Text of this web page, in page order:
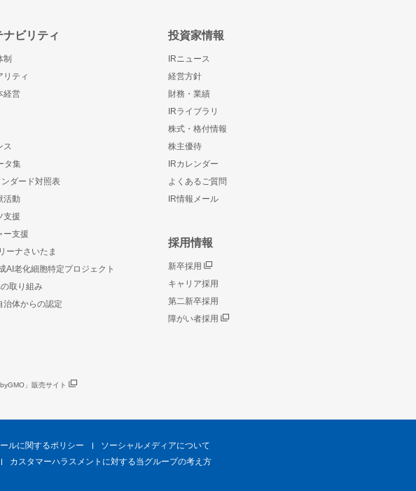
ナビリティ
制
リティ
経営
ス
タ集
ダード対照表
活動
支援
ー支援
ーナさいたま
AI老化細胞特定プロジェクト
取り組み
治体からの認定
投資家情報
IRニュース
経営方針
財務・業績
IRライブラリ
株式・格付情報
株主優待
IRカレンダー
よくあるご質問
IR情報メール
採用情報
新卒採用
キャリア採用
第二新卒採用
障がい者採用
」販売サイト
ルに関するポリシー
ソーシャルメディアについて
カスタマーハラスメントに対する当グループの考え方